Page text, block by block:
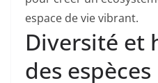
espace de vie vibrant.
Diversité et
des espèces